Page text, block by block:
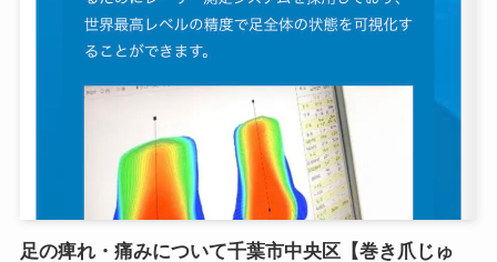
足の痺れ・痛みについて千葉市中央区【巻き爪じゅ